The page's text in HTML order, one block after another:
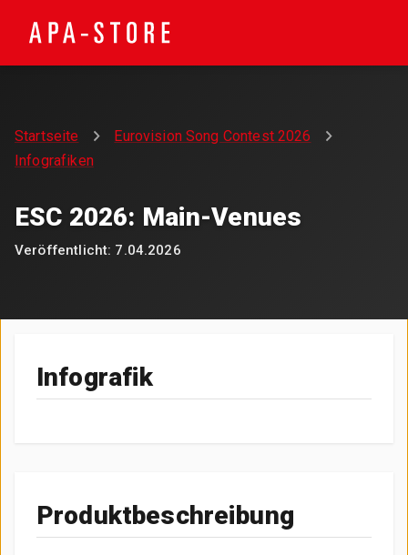
Startseite
Eurovision Song Contest 2026
Infografiken
ESC 2026: Main-Venues
Veröffentlicht: 7.04.2026
Infografik
Produktbeschreibung